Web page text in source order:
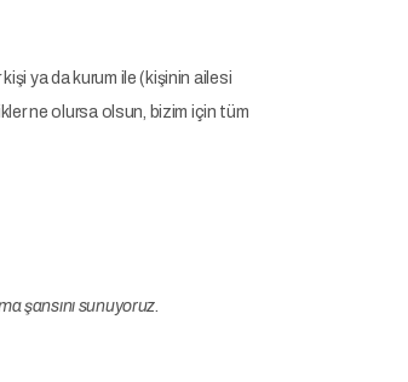
ya da kurum ile (kişinin ailesi
ne olursa olsun, bizim için tüm
şansını sunuyoruz.